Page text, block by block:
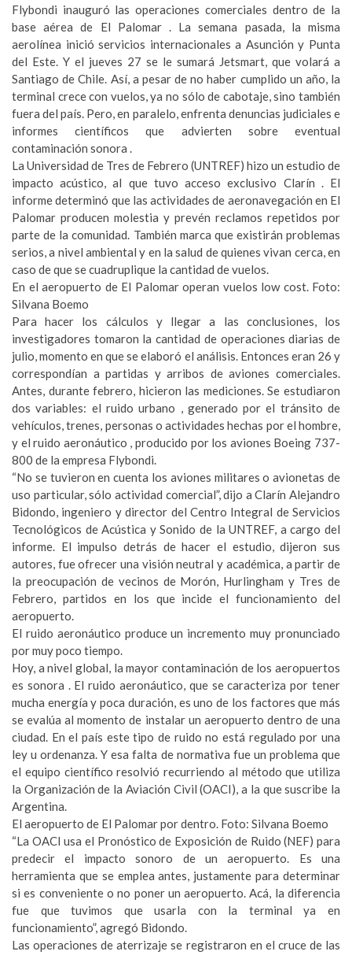
Flybondi inauguró las operaciones comerciales dentro de la
base aérea de El Palomar . La semana pasada, la misma
aerolínea inició servicios internacionales a Asunción y Punta
del Este. Y el jueves 27 se le sumará Jetsmart, que volará a
Santiago de Chile. Así, a pesar de no haber cumplido un año, la
terminal crece con vuelos, ya no sólo de cabotaje, sino también
fuera del país. Pero, en paralelo, enfrenta denuncias judiciales e
informes científicos que advierten sobre eventual
contaminación sonora .
La Universidad de Tres de Febrero (UNTREF) hizo un estudio de
impacto acústico, al que tuvo acceso exclusivo Clarín . El
informe determinó que las actividades de aeronavegación en El
Palomar producen molestia y prevén reclamos repetidos por
parte de la comunidad. También marca que existirán problemas
serios, a nivel ambiental y en la salud de quienes vivan cerca, en
caso de que se cuadruplique la cantidad de vuelos.
En el aeropuerto de El Palomar operan vuelos low cost. Foto:
Silvana Boemo
Para hacer los cálculos y llegar a las conclusiones, los
investigadores tomaron la cantidad de operaciones diarias de
julio, momento en que se elaboró el análisis. Entonces eran 26 y
correspondían a partidas y arribos de aviones comerciales.
Antes, durante febrero, hicieron las mediciones. Se estudiaron
dos variables: el ruido urbano , generado por el tránsito de
vehículos, trenes, personas o actividades hechas por el hombre,
y el ruido aeronáutico , producido por los aviones Boeing 737-
800 de la empresa Flybondi.
“No se tuvieron en cuenta los aviones militares o avionetas de
uso particular, sólo actividad comercial”, dijo a Clarín Alejandro
Bidondo, ingeniero y director del Centro Integral de Servicios
Tecnológicos de Acústica y Sonido de la UNTREF, a cargo del
informe. El impulso detrás de hacer el estudio, dijeron sus
autores, fue ofrecer una visión neutral y académica, a partir de
la preocupación de vecinos de Morón, Hurlingham y Tres de
Febrero, partidos en los que incide el funcionamiento del
aeropuerto.
El ruido aeronáutico produce un incremento muy pronunciado
por muy poco tiempo.
Hoy, a nivel global, la mayor contaminación de los aeropuertos
es sonora . El ruido aeronáutico, que se caracteriza por tener
mucha energía y poca duración, es uno de los factores que más
se evalúa al momento de instalar un aeropuerto dentro de una
ciudad. En el país este tipo de ruido no está regulado por una
ley u ordenanza. Y esa falta de normativa fue un problema que
el equipo científico resolvió recurriendo al método que utiliza
la Organización de la Aviación Civil (OACI), a la que suscribe la
Argentina.
El aeropuerto de El Palomar por dentro. Foto: Silvana Boemo
“La OACI usa el Pronóstico de Exposición de Ruido (NEF) para
predecir el impacto sonoro de un aeropuerto. Es una
herramienta que se emplea antes, justamente para determinar
si es conveniente o no poner un aeropuerto. Acá, la diferencia
fue que tuvimos que usarla con la terminal ya en
funcionamiento”, agregó Bidondo.
Las operaciones de aterrizaje se registraron en el cruce de las